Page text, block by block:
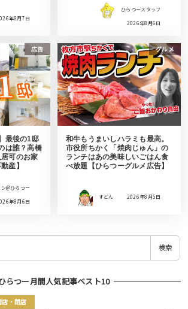
年8月7日
ひらつースタッフ
2026年8月6日
広告
最後の1邸
は誰？高橋
可のお家
産】
ン@ひらつー
年8月6日
グルメ
和牛もうまいしハラミも最高。
市役所ちかく「焼肉じゅん」の
ランチはあの美味しいごはん食
べ放題【ひらつーグルメ広告】
すどん 2026年8月5日
検索
らつー月間人気記事ベスト10
店・閉店